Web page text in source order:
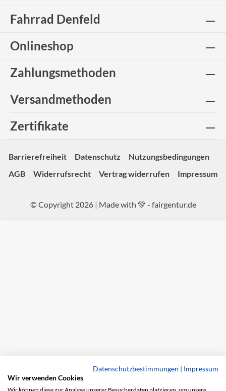
Fahrrad Denfeld
Onlineshop
Zahlungsmethoden
Versandmethoden
Zertifikate
Barrierefreiheit Datenschutz
Nutzungsbedingungen
AGB
Widerrufsrecht Vertrag widerrufen Impressum
© Copyright 2026 | Made with 💚 - fairgentur.de
Datenschutzbestimmungen | Impressum
Wir verwenden Cookies